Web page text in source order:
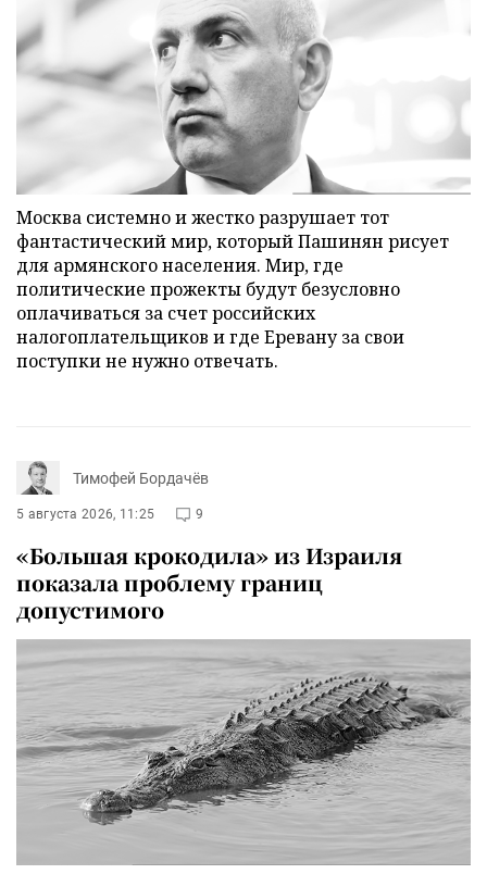
Москва системно и жестко разрушает тот
фантастический мир, который Пашинян рисует
для армянского населения. Мир, где
политические прожекты будут безусловно
оплачиваться за счет российских
налогоплательщиков и где Еревану за свои
поступки не нужно отвечать.
Тимофей Бордачёв
5 августа 2026, 11:25 9
«Большая крокодила» из Израиля
показала проблему границ
допустимого